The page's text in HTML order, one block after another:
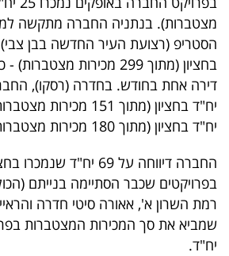
מייל
אדום
פרסמו
עקבו
אחרינו:
מצטברות). בנתניה החברה מתקשה
בחציון (מתוך 299 מכירות
יח"ד בחציון (מתוך 180 מכירות מצטברות).
החברה דיווחה על 69 יח"ד
בפרויקטים שכבר הסתיימה בנייתם
רמת השרון א', אאורה סיטי חדרה
יח"ד.